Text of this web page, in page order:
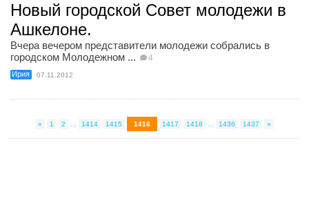
Новый городской Совет молодежи в
Ашкелоне.
Вчера вечером представители молодежи собрались в
городском Молодежном ...
4
Ирия 07.11.2012
« 1 2 ... 1414 1415 1416 1417 1418 ... 1436 1437 »